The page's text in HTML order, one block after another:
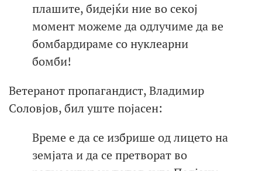
плашите, бидејќи ние во секој
момент можеме да одлучиме да ве
бомбардираме со нуклеарни
бомби!
Ветеранот пропагандист, Владимир
Соловјов, бил уште појасен:
Време е да се избрише од лицето на
земјата и да се претворат во